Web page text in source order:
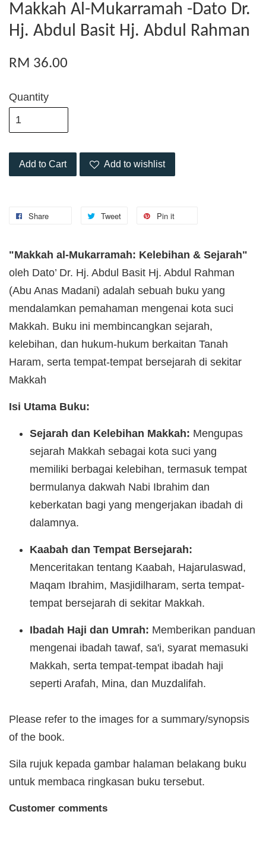
Makkah Al-Mukarramah -Dato Dr.
Hj. Abdul Basit Hj. Abdul Rahman
RM 36.00
Quantity
Add to Cart Add to wishlist
Share Tweet Pin it
"Makkah al-Mukarramah: Kelebihan & Sejarah"
oleh Dato’ Dr. Hj. Abdul Basit Hj. Abdul Rahman
(Abu Anas Madani) adalah sebuah buku yang
mendalamkan pemahaman mengenai kota suci
Makkah. Buku ini membincangkan sejarah,
kelebihan, dan hukum-hukum berkaitan Tanah
Haram, serta tempat-tempat bersejarah di sekitar
Makkah
Isi Utama Buku:
Sejarah dan Kelebihan Makkah: Mengupas
sejarah Makkah sebagai kota suci yang
memiliki berbagai kelebihan, termasuk tempat
bermulanya dakwah Nabi Ibrahim dan
keberkatan bagi yang mengerjakan ibadah di
dalamnya.
Kaabah dan Tempat Bersejarah:
Menceritakan tentang Kaabah, Hajarulaswad,
Maqam Ibrahim, Masjidilharam, serta tempat-
tempat bersejarah di sekitar Makkah.
Ibadah Haji dan Umrah: Memberikan panduan
mengenai ibadah tawaf, sa'i, syarat memasuki
Makkah, serta tempat-tempat ibadah haji
seperti Arafah, Mina, dan Muzdalifah.
Please refer to the images for a summary/synopsis
of the book.
Sila rujuk kepada gambar halaman belakang buku
untuk membaca ringkasan buku tersebut.
Customer comments